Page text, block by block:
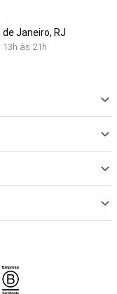
de Janeiro, RJ
às 21h